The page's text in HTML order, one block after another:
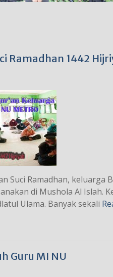
Ramadhan 1442
Suci Ramadhan, keluarga
di Mushola Al Islah.
Ulama. Banyak sekali
Guru MI NU